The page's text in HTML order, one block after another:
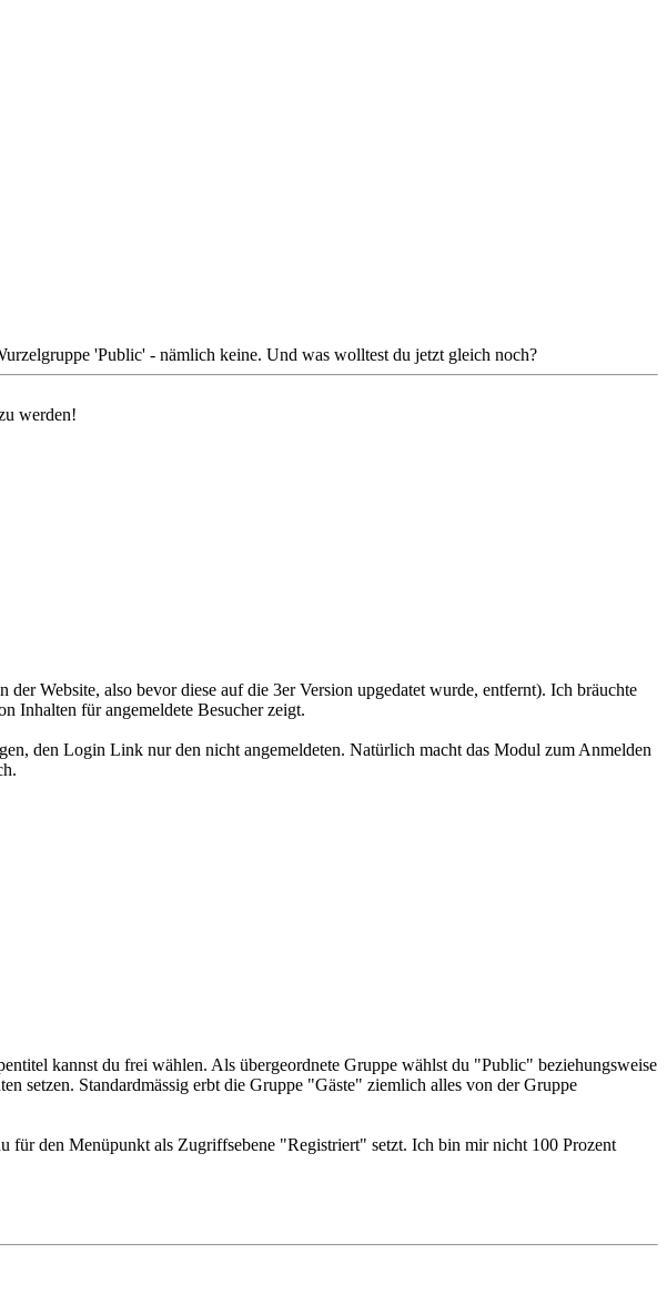
'Public' - nämlich keine. Und was wolltest du jetzt gleich noch?
werden!
Website, also bevor diese auf die 3er Version upgedatet wurde, entfernt). Ich bräuchte
Inhalten für angemeldete Besucher zeigt.
den Login Link nur den nicht angemeldeten. Natürlich macht das Modul zum Anmelden
kannst du frei wählen. Als übergeordnete Gruppe wählst du "Public" beziehungsweise
Standardmässig erbt die Gruppe "Gäste" ziemlich alles von der Gruppe
für den Menüpunkt als Zugriffsebene "Registriert" setzt. Ich bin mir nicht 100 Prozent